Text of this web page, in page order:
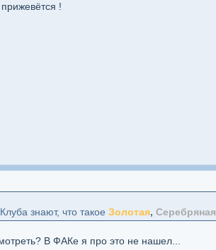
!
знают, что такое Золотая, Серебряная
В ФАКе я про это не нашел...